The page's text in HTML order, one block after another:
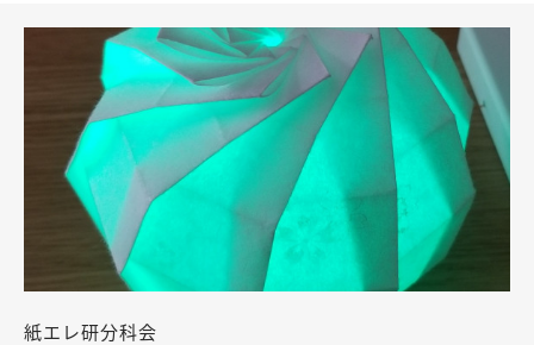
紙エレ研分科会